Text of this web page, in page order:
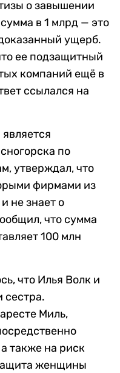
о завышении
в 1 млрд — это
ущерб.
ее подзащитный
компаний ещё в
ссылался на
по
утверждал, что
фирмами из
не знает о
что сумма
100 млн
что Илья Волк и
сестра.
Миль,
также на риск
женщины